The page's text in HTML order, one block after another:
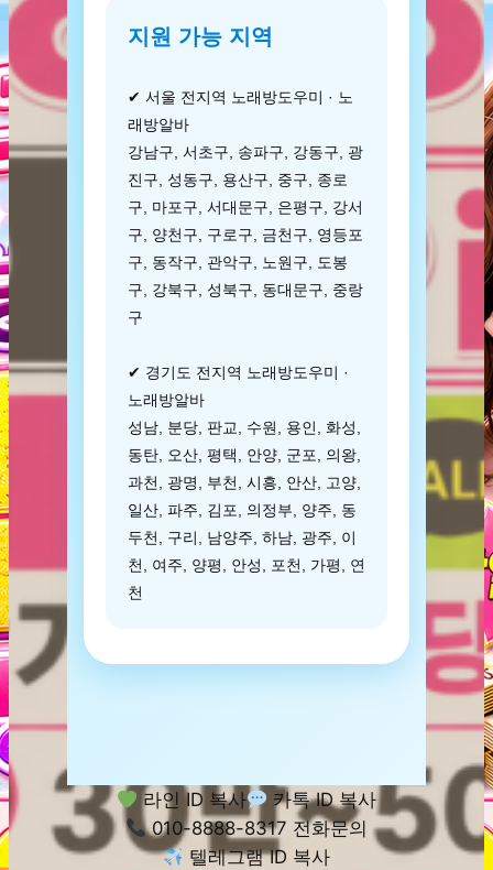
지원 가능 지역
✔ 서울 전지역 노래방도우미 · 노
래방알바
강남구, 서초구, 송파구, 강동구, 광
진구, 성동구, 용산구, 중구, 종로
구, 마포구, 서대문구, 은평구, 강서
구, 양천구, 구로구, 금천구, 영등포
구, 동작구, 관악구, 노원구, 도봉
구, 강북구, 성북구, 동대문구, 중랑
구
✔ 경기도 전지역 노래방도우미 ·
노래방알바
성남, 분당, 판교, 수원, 용인, 화성,
동탄, 오산, 평택, 안양, 군포, 의왕,
과천, 광명, 부천, 시흥, 안산, 고양,
일산, 파주, 김포, 의정부, 양주, 동
두천, 구리, 남양주, 하남, 광주, 이
천, 여주, 양평, 안성, 포천, 가평, 연
천
라인 ID 복사
카톡 ID 복사
010-8888-8317 전화문의
텔레그램 ID 복사